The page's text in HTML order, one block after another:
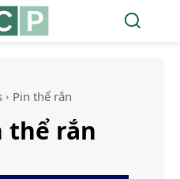
Pin thể rắn
thể rắn